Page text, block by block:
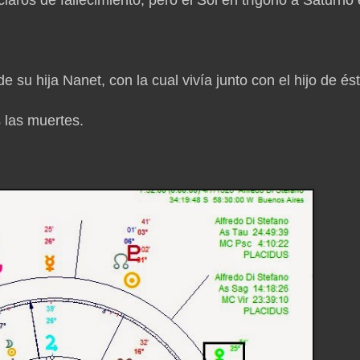
su hija Nanet, con la cual vivía junto con el hijo de
muertes.